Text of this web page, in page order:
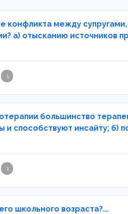
конфликта между супругами,
а) отысканию источников
1
большинство
и способствуют инсайту; б)
1
школьного возраста?...